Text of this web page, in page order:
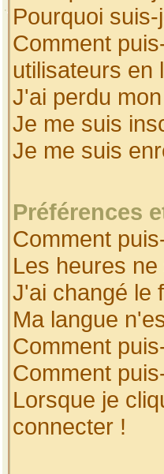
Pourquoi
Comment
utilisateurs en
J'ai perdu
Je me suis
Je me suis
Préférences
Comment
Les heures
J'ai changé le
Ma langue
Comment
Comment
Lorsque je
connecter !